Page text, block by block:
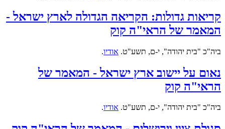
קריאות גדולות: הקריאה הגדולה לארץ ישראל -
המאמר של הראי"ה קוק
ביה"כ "בית יהודה", י-ם, תשע"ט. אודיו.
נאום על יישוב ארץ ישראל - המאמר של
הראי"ה קוק
ביה"כ "בית יהודה", י-ם, תשע"ט. אודיו.